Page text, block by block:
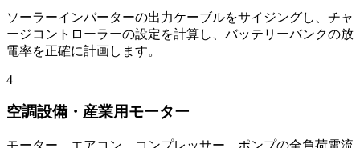
ソーラーインバーターの出力ケーブルをサイジングし、チャ
ージコントローラーの設定を計算し、バッテリーバンクの放
電率を正確に計画します。
4
空調設備・産業用モーター